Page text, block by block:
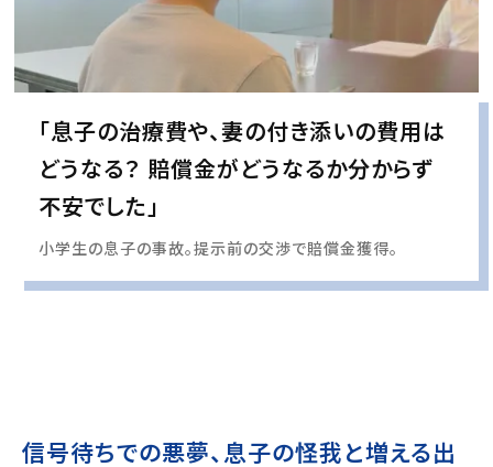
「息子の治療費や、妻の付き添いの費用は
どうなる？ 賠償金がどうなるか分からず
不安でした」
小学生の息子の事故。提示前の交渉で賠償金獲得。
信号待ちでの悪夢、息子の怪我と増える出